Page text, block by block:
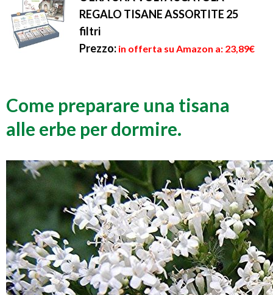
REGALO TISANE ASSORTITE 25
filtri
Prezzo: in offerta su Amazon a: 23,89€
Come preparare una tisana
alle erbe per dormire.